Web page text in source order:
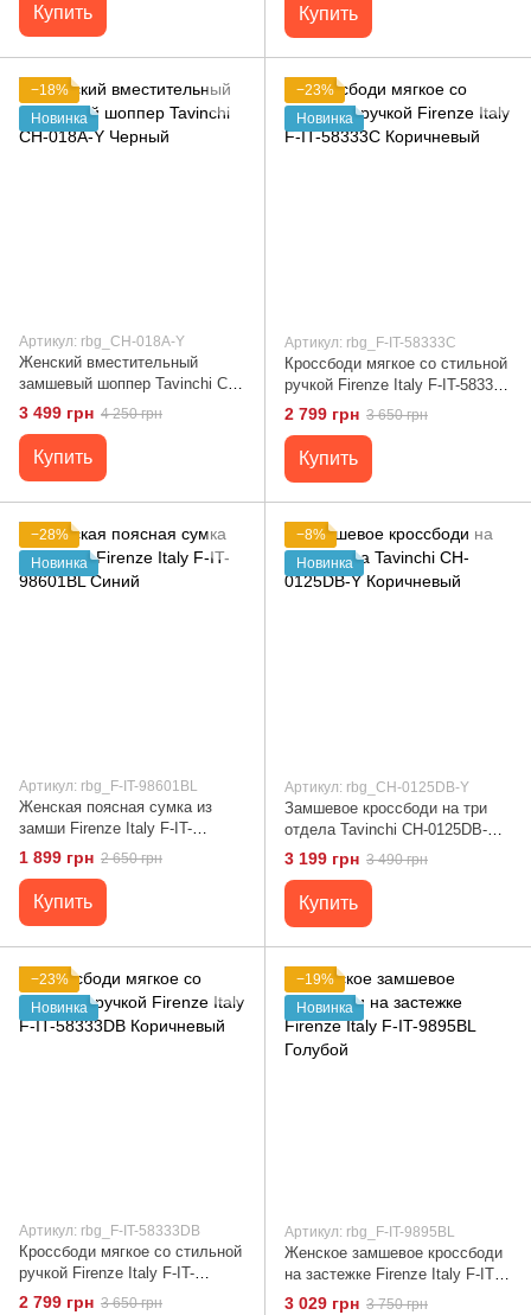
Купить Купить
−18%
Новинка
Артикул: rbg_CH-018A-Y
Женский вместительный
замшевый шоппер Tavinchi CH-
018A-Y Черный
3 499 грн 4 250 грн
Купить
−23%
Новинка
Артикул: rbg_F-IT-58333C
Кроссбоди мягкое со стильной
ручкой Firenze Italy F-IT-58333C
Коричневый
2 799 грн 3 650 грн
Купить
−28%
Новинка
Артикул: rbg_F-IT-98601BL
Женская поясная сумка из
замши Firenze Italy F-IT-
98601BL Синий
1 899 грн 2 650 грн
Купить
−8%
Новинка
Артикул: rbg_CH-0125DB-Y
Замшевое кроссбоди на три
отдела Tavinchi CH-0125DB-Y
Коричневый
3 199 грн 3 490 грн
Купить
−23%
Новинка
Артикул: rbg_F-IT-58333DB
Кроссбоди мягкое со стильной
ручкой Firenze Italy F-IT-
58333DB Коричневый
2 799 грн 3 650 грн
−19%
Новинка
Артикул: rbg_F-IT-9895BL
Женское замшевое кроссбоди
на застежке Firenze Italy F-IT-
9895BL Голубой
3 029 грн 3 750 грн